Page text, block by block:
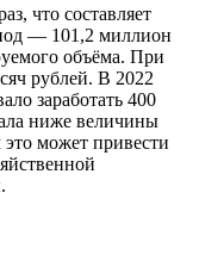
что составляет
— 101,2 миллион
объёма. При
рублей. В 2022
заработать 400
ниже величины
может привести